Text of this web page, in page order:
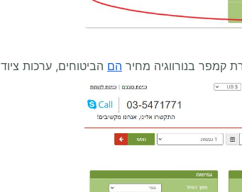
קמפר בנורווגיה מחיר הם הביטוחים, ערכות